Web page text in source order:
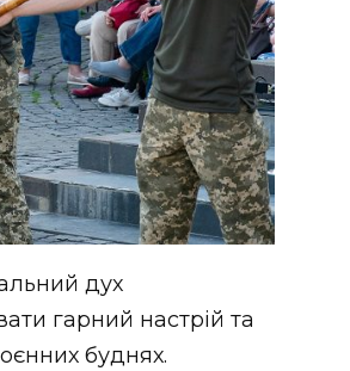
дух
гарний настрій та
буднях.